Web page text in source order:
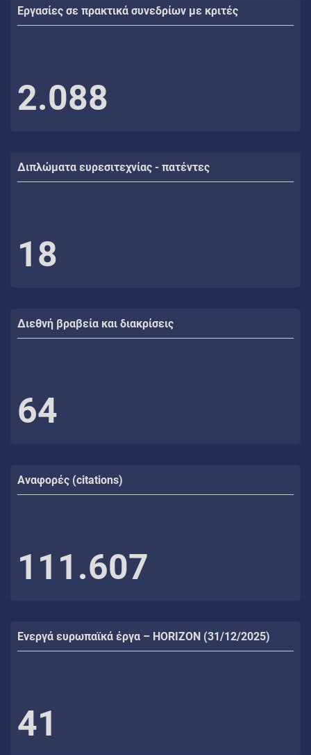
Εργασίες σε πρακτικά συνεδρίων με κριτές
2.088
Διπλώματα ευρεσιτεχνίας - πατέντες
18
Διεθνή βραβεία και διακρίσεις
64
Αναφορές (citations)
111.607
Ενεργά ευρωπαϊκά έργα – HORIZON (31/12/2025)
41